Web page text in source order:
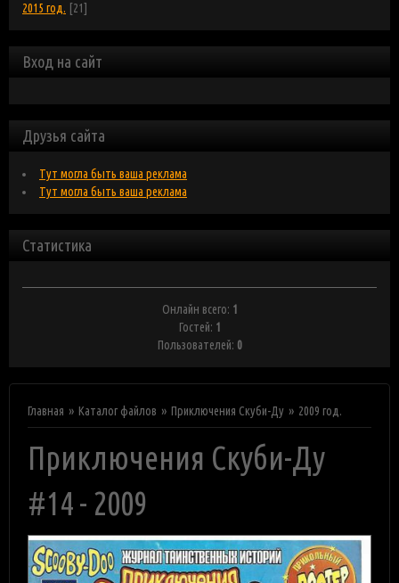
2015 год. [21]
Вход на сайт
Друзья сайта
Тут могла быть ваша реклама
Тут могла быть ваша реклама
Статистика
Онлайн всего: 1
Гостей: 1
Пользователей: 0
Главная Каталог файлов Приключения Скуби-Ду 2009 год.
Приключения Скуби-Ду
#14 - 2009